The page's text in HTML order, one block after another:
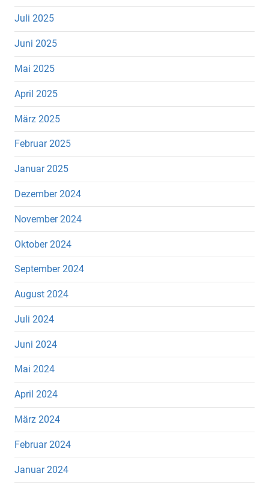
Juli 2025
Juni 2025
Mai 2025
April 2025
März 2025
Februar 2025
Januar 2025
Dezember 2024
November 2024
Oktober 2024
September 2024
August 2024
Juli 2024
Juni 2024
Mai 2024
April 2024
März 2024
Februar 2024
Januar 2024